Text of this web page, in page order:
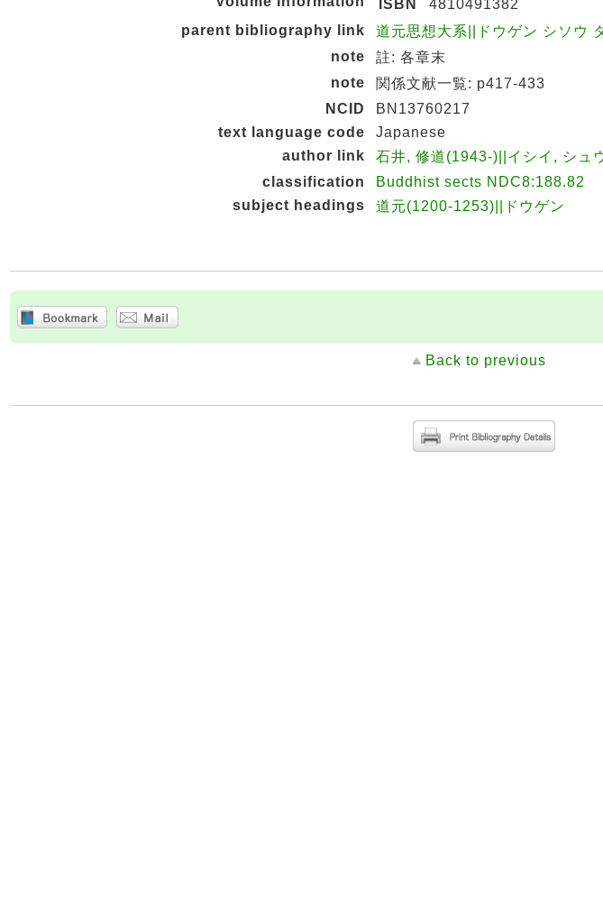
ISBN
4810491382
parent bibliography link
道元思想大系||ドウゲン シソウ
note
註: 各章末
note
関係文献一覧: p417-433
NCID
BN13760217
text language code
Japanese
author link
石井, 修道(1943-)||イシイ, シュ
classification
Buddhist sects NDC8:188.82
subject headings
道元(1200-1253)||ドウゲン
Back to previous